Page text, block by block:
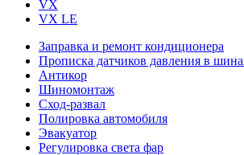
VX
VX LE
Заправка и ремонт кондиционера
Прописка датчиков давления в
Антикор
Шиномонтаж
Сход-развал
Полировка автомобиля
Эвакуатор
Регулировка света фар